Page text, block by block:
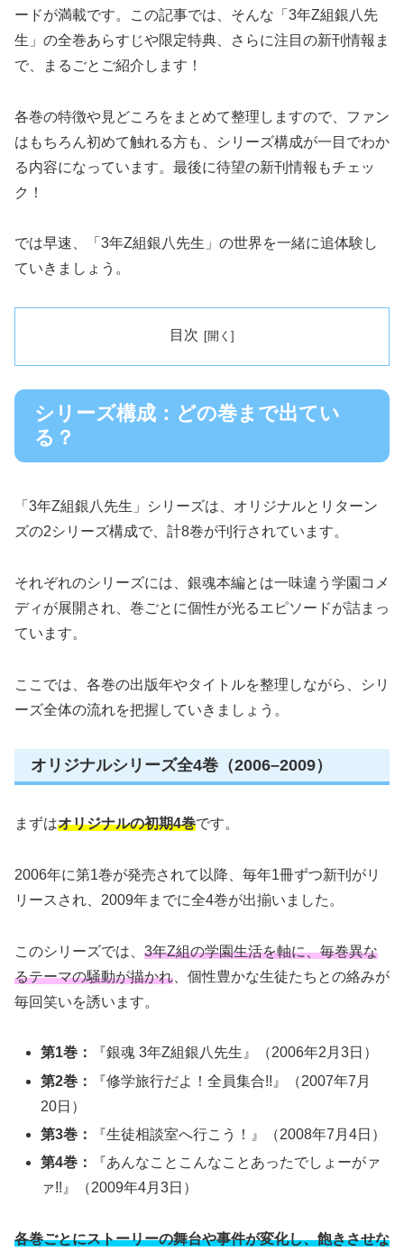
ードが満載です。この記事では、そんな「3年Z組銀八先
生」の全巻あらすじや限定特典、さらに注目の新刊情報ま
で、まるごとご紹介します！
各巻の特徴や見どころをまとめて整理しますので、ファン
はもちろん初めて触れる方も、シリーズ構成が一目でわか
る内容になっています。最後に待望の新刊情報もチェッ
ク！
では早速、「3年Z組銀八先生」の世界を一緒に追体験し
ていきましょう。
目次
シリーズ構成：どの巻まで出てい
る？
「3年Z組銀八先生」シリーズは、オリジナルとリターン
ズの2シリーズ構成で、計8巻が刊行されています。
それぞれのシリーズには、銀魂本編とは一味違う学園コメ
ディが展開され、巻ごとに個性が光るエピソードが詰まっ
ています。
ここでは、各巻の出版年やタイトルを整理しながら、シリ
ーズ全体の流れを把握していきましょう。
オリジナルシリーズ全4巻（2006–2009）
まずはオリジナルの初期4巻です。
2006年に第1巻が発売されて以降、毎年1冊ずつ新刊がリ
リースされ、2009年までに全4巻が出揃いました。
このシリーズでは、 3年Z組の学園生活を軸に、毎巻異な
るテーマの騒動が描かれ 、個性豊かな生徒たちとの絡みが
毎回笑いを誘います。
第1巻：
『銀魂 3年Z組銀八先生』（2006年2月3日）
第2巻：
『修学旅行だよ！全員集合!!』（2007年7月
20日）
第3巻：
『生徒相談室へ行こう！』（2008年7月4日）
第4巻：
『あんなことこんなことあったでしょーがァ
ァ!!』（2009年4月3日）
各巻ごとにストーリーの舞台や事件が変化し、飽きさせな